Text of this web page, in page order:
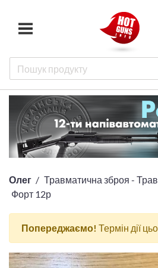
Олег
Травматична зброя -
Форт 12р
Попереджаємо! Термін дії